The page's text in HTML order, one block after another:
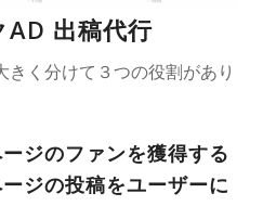
出稿代行
く分けて３つの役割があり
ジのファンを獲得する
ジの投稿をユーザーに